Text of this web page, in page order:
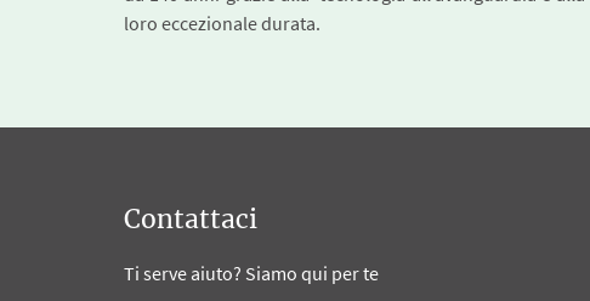
loro eccezionale durata.
Contattaci
Ti serve aiuto? Siamo qui per te